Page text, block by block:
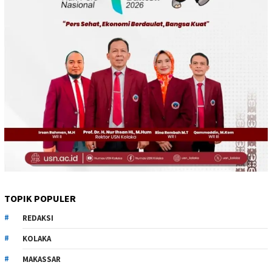
TOPIK POPULER
REDAKSI
KOLAKA
MAKASSAR